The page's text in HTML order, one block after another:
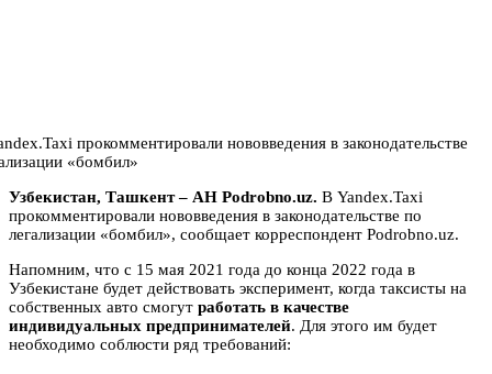
Узбекистан, Ташкент – АН Podrobno.uz. В Yandex.Taxi
прокомментировали нововведения в законодательстве по
легализации «бомбил», сообщает корреспондент Podrobno.uz.
Напомним, что с 15 мая 2021 года до конца 2022 года в
Узбекистане будет действовать эксперимент, когда таксисты на
собственных авто смогут работать в качестве
индивидуальных предпринимателей. Для этого им будет
необходимо соблюсти ряд требований: